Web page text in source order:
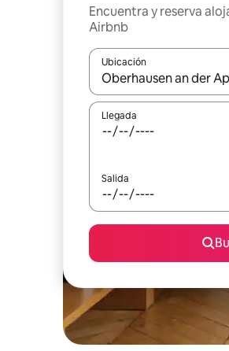
Encuentra y reserva
Airbnb
Ubicación
Cuando los resultados
Llegada
Salida